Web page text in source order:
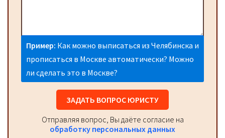
Пример: Как можно выписаться из Челябинска и
прописаться в Москве автоматически? Можно
ли сделать это в Москве?
ЗАДАТЬ ВОПРОС ЮРИСТУ
Отправляя вопрос, Вы даёте согласие на
обработку персональных данных